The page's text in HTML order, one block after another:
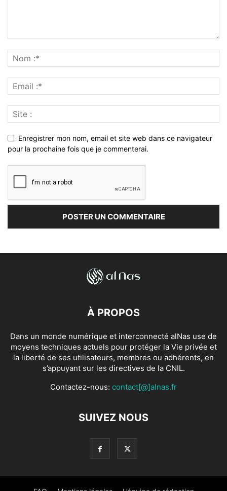
Enregistrer mon nom, email et site web dans ce navigateur
pour la prochaine fois que je commenterai.
À PROPOS
Dans un monde numérique et interconnecté alNas use de
moyens techniques actuels pour protéger la Vie privée et
la liberté de ses utilisateurs, membres ou adhérents, en
s’appuyant sur les directives de la CNIL.
Contactez-nous: contact[@]alnas.fr
SUIVEZ NOUS